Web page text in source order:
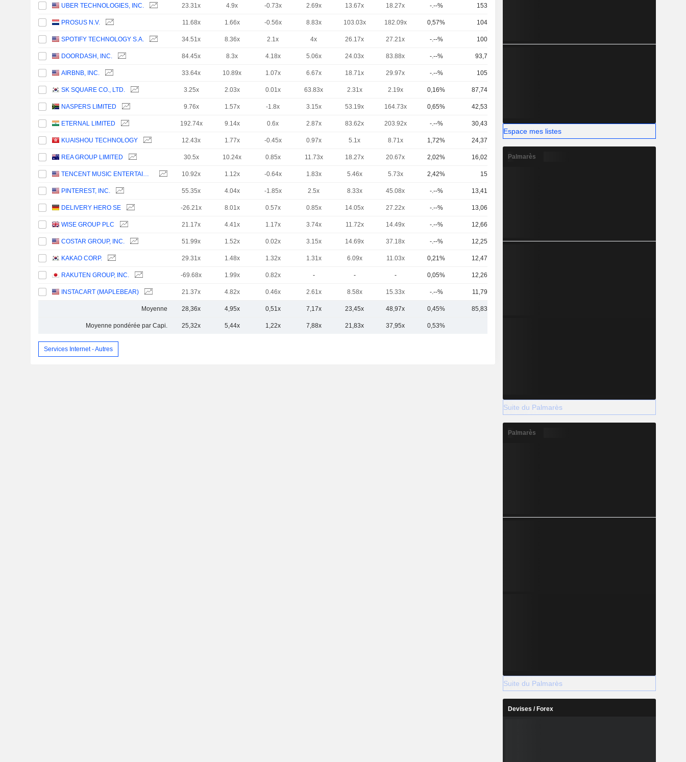
UBER TECHNOLOGIES, INC. 23.31x 4.9x -0.73x 2.69x 13.67x 18.27x -.--% 153 Md
PROSUS N.V. 11.68x 1.66x -0.56x 8.83x 103.03x 182.09x 0,57% 104 Md
SPOTIFY TECHNOLOGY S.A. 34.51x 8.36x 2.1x 4x 26.17x 27.21x -.--% 100 Md
DOORDASH, INC. 84.45x 8.3x 4.18x 5.06x 24.03x 83.88x -.--% 93,7 Md
AIRBNB, INC. 33.64x 10.89x 1.07x 6.67x 18.71x 29.97x -.--% 105 Md
SK SQUARE CO., LTD. 3.25x 2.03x 0.01x 63.83x 2.31x 2.19x 0,16% 87,74 Md
NASPERS LIMITED 9.76x 1.57x -1.8x 3.15x 53.19x 164.73x 0,65% 42,53 Md
ETERNAL LIMITED 192.74x 9.14x 0.6x 2.87x 83.62x 203.92x -.--% 30,43 Md
KUAISHOU TECHNOLOGY 12.43x 1.77x -0.45x 0.97x 5.1x 8.71x 1,72% 24,37 Md
REA GROUP LIMITED 30.5x 10.24x 0.85x 11.73x 18.27x 20.67x 2,02% 16,02 Md
TENCENT MUSIC ENTERTAINMENT GROUP 10.92x 1.12x -0.64x 1.83x 5.46x 5.73x 2,42% 15 Md
PINTEREST, INC. 55.35x 4.04x -1.85x 2.5x 8.33x 45.08x -.--% 13,41 Md
DELIVERY HERO SE -26.21x 8.01x 0.57x 0.85x 14.05x 27.22x -.--% 13,06 Md
WISE GROUP PLC 21.17x 4.41x 1.17x 3.74x 11.72x 14.49x -.--% 12,66 Md
COSTAR GROUP, INC. 51.99x 1.52x 0.02x 3.15x 14.69x 37.18x -.--% 12,25 Md
KAKAO CORP. 29.31x 1.48x 1.32x 1.31x 6.09x 11.03x 0,21% 12,47 Md
RAKUTEN GROUP, INC. -69.68x 1.99x 0.82x - - - 0,05% 12,26 Md
INSTACART (MAPLEBEAR) 21.37x 4.82x 0.46x 2.61x 8.58x 15.33x -.--% 11,79 Md
Moyenne 28,36x 4,95x 0,51x 7,17x 23,45x 48,97x 0,45% 85,83 Md
Moyenne pondérée par Capi. 25,32x 5,44x 1,22x 7,88x 21,83x 37,95x 0,53%
Services Internet - Autres
Espace mes listes
Palmarès
Suite du Palmarès
Palmarès
Suite du Palmarès
Devises / Forex